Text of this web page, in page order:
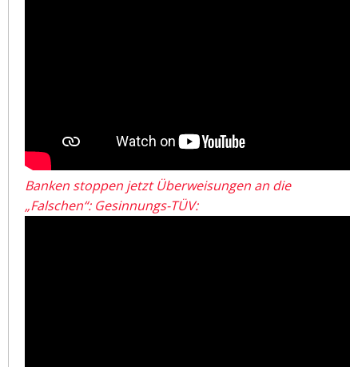
Banken stoppen jetzt Überweisungen an die
„Falschen“: Gesinnungs-TÜV: